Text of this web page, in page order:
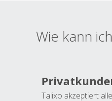
Wie kann
Talixo akzeptiert